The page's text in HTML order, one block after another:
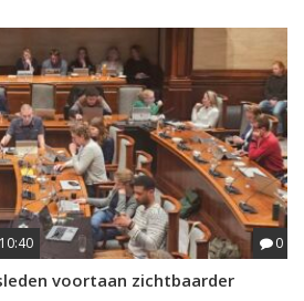
0
voortaan zichtbaarder